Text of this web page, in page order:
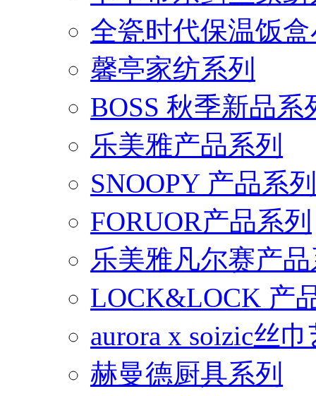
全瓷时代保温饭
馨亭家纺系列
BOSS 秋季新品系
乐美雅产品系列
SNOOPY 产品系列
FORUOR产品系列
乐美雅凡尔赛产
LOCK&LOCK 产
aurora x soizic丝
赫曼德厨具系列